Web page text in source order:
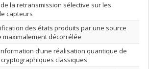
la retransmission sélective sur les
capteurs
des états produits par une source
maximalement décorrélée
d’une réalisation quantique de
classiques